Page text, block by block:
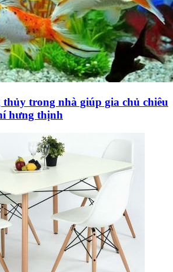
thủy trong nhà giúp gia chủ chiêu
hưng thịnh